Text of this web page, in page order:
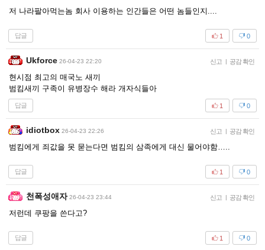
저 나라팔아먹는놈 회사 이용하는 인간들은 어떤 놈들인지....
답글 0
1
Ukforce 26-04-23 22:20 신고 | 공감 확인
현시점 최고의 매국노 새끼
범킴새끼 구족이 유병장수 해라 개자식들아
답글 0
1
idiotbox 26-04-23 22:26 신고 | 공감 확인
범킴에게 죄값을 못 묻는다면 범킴의 삼족에게 대신 물어야함…..
답글 0
1
천폭성애자 26-04-23 23:44 신고 | 공감 확인
저런데 쿠팡을 쓴다고?
답글 0
1